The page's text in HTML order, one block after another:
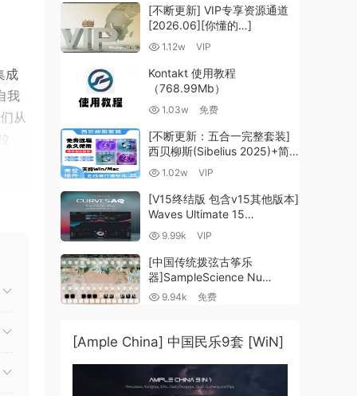
成
我
从
MacOSX]（704.0MB+）
[不断更新] VIP专享资源通道
[2026.06][你懂的…]
1.12w VIP
Kontakt 使用教程
（768.99Mb）
1.03w 免费
[不断更新：五合一完整套装]
西贝柳斯(Sibelius 2025)+简
谱插件V8+图片识别+音频识别
MacOSX]（80.48GB+）
1.02w VIP
[V15终结版 包含v15其他版本]
Waves Ultimate 15
v25.05.27+一键安装版+安装
MacOSX]
（4.1GB+10.2GB+9.6GB）
9.99k VIP
[中国传统拨弦古筝乐
器]SampleScience Nu
Guzheng v2.0 x64 VST
9.94k 免费
[Ample China] 中国民乐9套 [WiN]